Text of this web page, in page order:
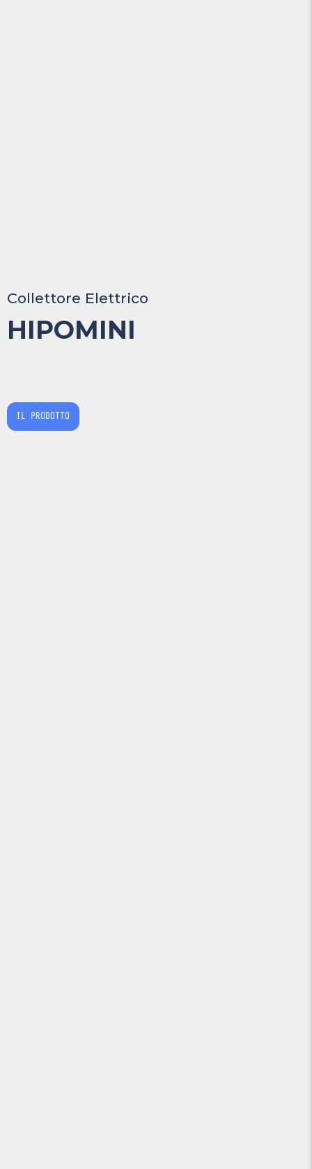
Collettore Elettrico
HIPOMINI
IL PRODOTTO